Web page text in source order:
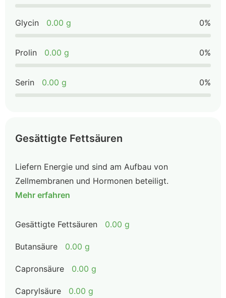
Glycin 0.00 g 0%
Prolin 0.00 g 0%
Serin 0.00 g 0%
Gesättigte Fettsäuren
Liefern Energie und sind am Aufbau von
Zellmembranen und Hormonen beteiligt.
Mehr erfahren
Gesättigte Fettsäuren 0.00 g
Butansäure 0.00 g
Capronsäure 0.00 g
Caprylsäure 0.00 g